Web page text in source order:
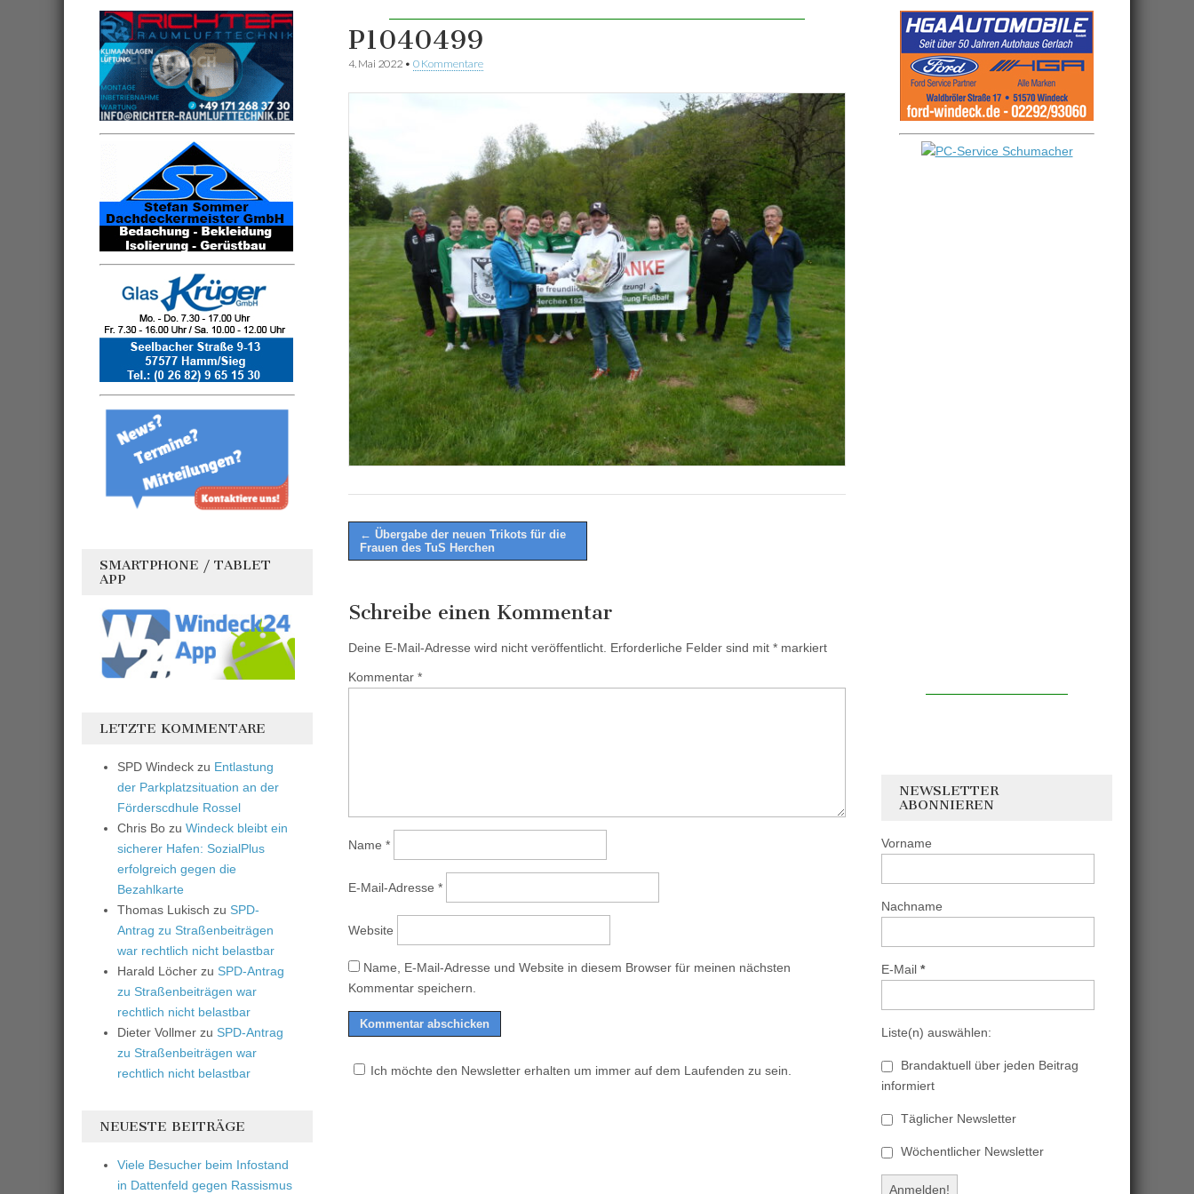
P1040499
4. Mai 2022 • 0 Kommentare
Post
navigation
← Übergabe der neuen Trikots für die
Frauen des TuS Herchen
Schreibe einen Kommentar
Deine E-Mail-Adresse wird nicht veröffentlicht. Erforderliche Felder sind mit * markiert
Kommentar *
Name *
E-Mail-Adresse *
Website
Name, E-Mail-Adresse und Website in diesem Browser für meinen nächsten
Kommentar speichern.
Ich möchte den Newsletter erhalten um immer auf dem Laufenden zu sein.
SMARTPHONE / TABLET
APP
LETZTE KOMMENTARE
SPD Windeck zu Entlastung
der Parkplatzsituation an der
Förderscdhule Rossel
Chris Bo zu Windeck bleibt ein
sicherer Hafen: SozialPlus
erfolgreich gegen die
Bezahlkarte
Thomas Lukisch zu SPD-
Antrag zu Straßenbeiträgen
war rechtlich nicht belastbar
Harald Löcher zu SPD-Antrag
zu Straßenbeiträgen war
rechtlich nicht belastbar
Dieter Vollmer zu SPD-Antrag
zu Straßenbeiträgen war
rechtlich nicht belastbar
NEUESTE BEITRÄGE
Viele Besucher beim Infostand
in Dattenfeld gegen Rassismus
NEWSLETTER
ABONNIEREN
Vorname
Nachname
E-Mail *
Liste(n) auswählen:
Brandaktuell über jeden Beitrag
informiert
Täglicher Newsletter
Wöchentlicher Newsletter